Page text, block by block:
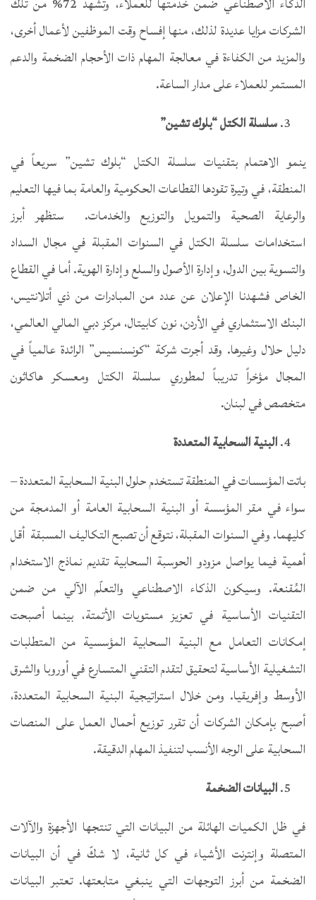
الشركات مزايا عديدة لذلك، منها إفساح وقت الموظفين لأعمال أخرى،
والمزيد من الكفاءة في معالجة المهام ذات الأحجام الضخمة والدعم
المستمر للعملاء على مدار الساعة.
سلسلة الكتل “بلوك تشين”
ينمو الاهتمام بتقنيات سلسلة الكتل “بلوك تشين” سريعاً في
المنطقة، في وتيرة تقودها القطاعات الحكومية والعامة بما فيها التعليم
والرعاية الصحية والتمويل والتوزيع والخدمات. ستظهر أبرز
استخدامات سلسلة الكتل في السنوات المقبلة في مجال السداد
والتسوية بين الدول، وإدارة الأصول والسلع وإدارة الهوية. أما في القطاع
الخاص فشهدنا الإعلان عن عدد من المبادرات من ذي أتلانتيس،
البنك الاستثماري في الأردن، نون كابيتال، مركز دبي المالي العالمي،
دليل حلال وغيرها. وقد أجرت شركة “كونسنسيس” الرائدة عالمياً في
المجال مؤخراً تدريباً لمطوري سلسلة الكتل ومعسكر هاكاثون
متخصص في لبنان.
البنية السحابية المتعددة
باتت المؤسسات في المنطقة تستخدم حلول البنية السحابية المتعددة –
سواء في مقر المؤسسة أو البنية السحابية العامة أو المدمجة من
كليهما. وفي السنوات المقبلة، نتوقع أن تصبح التكاليف المسبقة أقل
أهمية فيما يواصل مزودو الحوسبة السحابية تقديم نماذج الاستخدام
المُقنعة. وسيكون الذكاء الاصطناعي والتعلّم الآلي من ضمن
التقنيات الأساسية في تعزيز مستويات الأتمتة، بينما أصبحت
إمكانات التعامل مع البنية السحابية المؤسسية من المتطلبات
التشغيلية الأساسية لتحقيق لتقدم التقني المتسارع في أوروبا والشرق
الأوسط وإفريقيا. ومن خلال استراتيجية البنية السحابية المتعددة،
أصبح بإمكان الشركات أن تقرر توزيع أحمال العمل على المنصات
السحابية على الوجه الأنسب لتنفيذ المهام الدقيقة.
البيانات الضخمة
في ظل الكميات الهائلة من البيانات التي تنتجها الأجهزة والآلات
المتصلة وإنترنت الأشياء في كل ثانية، لا شكّ في أن البيانات
الضخمة من أبرز التوجهات التي ينبغي متابعتها. تعتبر البيانات